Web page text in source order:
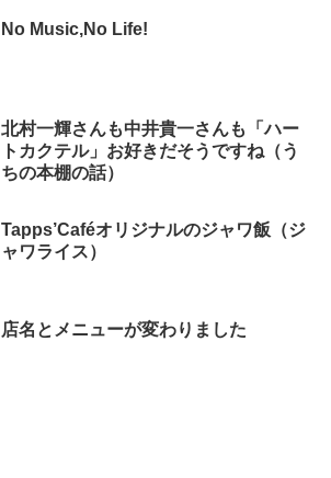
No Music,No Life!
北村一輝さんも中井貴一さんも「ハー
トカクテル」お好きだそうですね（う
ちの本棚の話）
Tapps’Caféオリジナルのジャワ飯（ジ
ャワライス）
店名とメニューが変わりました